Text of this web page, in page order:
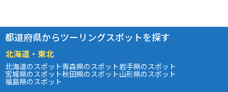
都道府県からツーリングスポットを探す
北海道・東北
北海道のスポット青森県のスポット岩手県のスポット
宮城県のスポット秋田県のスポット山形県のスポット
福島県のスポット